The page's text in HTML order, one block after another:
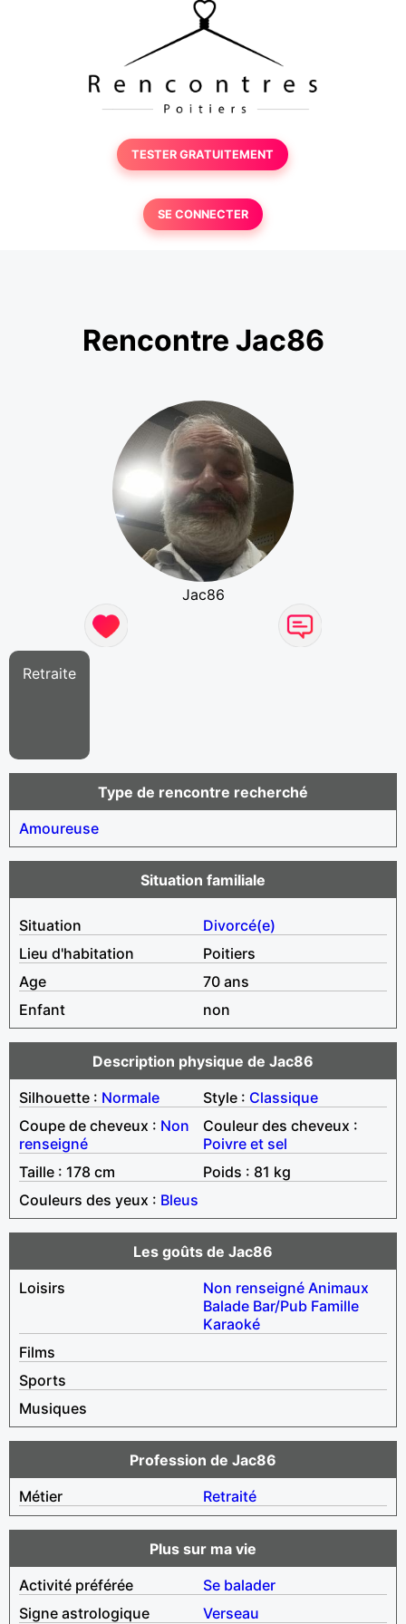
TESTER GRATUITEMENT
SE CONNECTER
Rencontre Jac86
Jac86
Retraite
Type de rencontre recherché
Amoureuse
Situation familiale
Situation
Divorcé(e)
Lieu d'habitation
Poitiers
Age
70 ans
Enfant
non
Description physique de Jac86
Silhouette : Normale Style : Classique
Coupe de cheveux : Non
renseigné
Couleur des cheveux :
Poivre et sel
Taille : 178 cm
Poids : 81 kg
Couleurs des yeux : Bleus
Les goûts de Jac86
Loisirs
Non renseigné Animaux
Balade Bar/Pub Famille
Karaoké
Films
Sports
Musiques
Profession de Jac86
Métier
Retraité
Plus sur ma vie
Activité préférée
Se balader
Signe astrologique
Verseau